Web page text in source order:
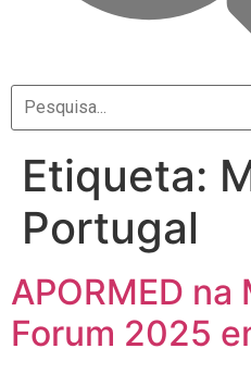
Etiqueta:
Portugal
APORMED na
Forum 2025